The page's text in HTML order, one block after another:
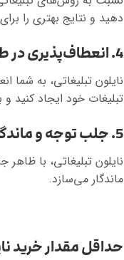
دهید و نتایج بهتری را
4. انعطاف‌پذیری در طراحی
نایلون تبلیغاتی، به
تبلیغات خود ایجاد کنید و
5. جلب توجه و ماندگاری
نایلون تبلیغاتی، با
ماندگار می‌سازد.
حداقل مقدار خرید